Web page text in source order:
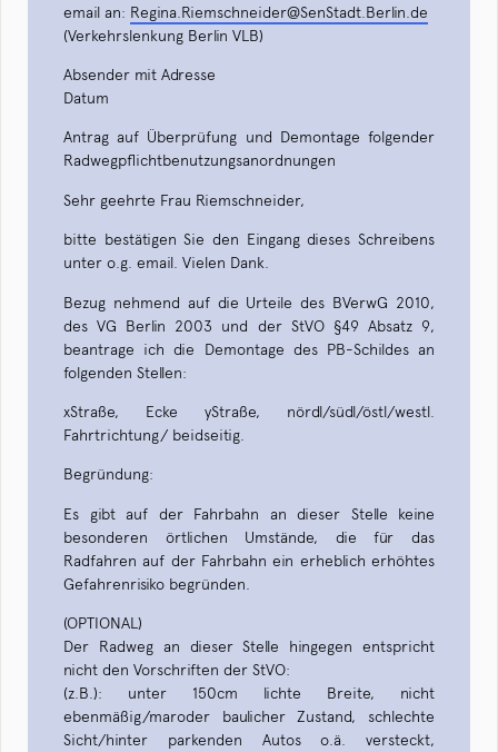
email an: Regina.Riemschneider@SenStadt.Berlin.de
(Verkehrslenkung Berlin VLB)
Absender mit Adresse
Datum
Antrag auf Überprüfung und Demontage folgender
Radwegpflichtbenutzungsanordnungen
Sehr geehrte Frau Riemschneider,
bitte bestätigen Sie den Eingang dieses Schreibens
unter o.g. email. Vielen Dank.
Bezug nehmend auf die Urteile des BVerwG 2010,
des VG Berlin 2003 und der StVO §49 Absatz 9,
beantrage ich die Demontage des PB-Schildes an
folgenden Stellen:
xStraße, Ecke yStraße, nördl/südl/östl/westl.
Fahrtrichtung/ beidseitig.
Begründung:
Es gibt auf der Fahrbahn an dieser Stelle keine
besonderen örtlichen Umstände, die für das
Radfahren auf der Fahrbahn ein erheblich erhöhtes
Gefahrenrisiko begründen.
(OPTIONAL)
Der Radweg an dieser Stelle hingegen entspricht
nicht den Vorschriften der StVO:
(z.B.): unter 150cm lichte Breite, nicht
ebenmäßig/maroder baulicher Zustand, schlechte
Sicht/hinter parkenden Autos o.ä. versteckt,